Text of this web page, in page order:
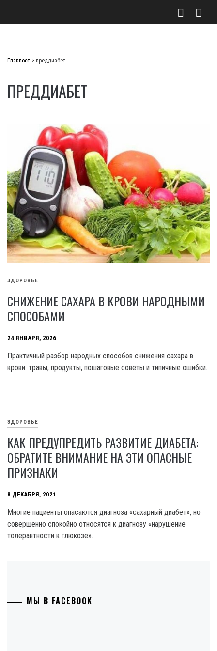
Главпост > преддиабет
ПРЕДДИАБЕТ
ЗДОРОВЬЕ
СНИЖЕНИЕ САХАРА В КРОВИ НАРОДНЫМИ
СПОСОБАМИ
24 ЯНВАРЯ, 2026
Практичный разбор народных способов снижения сахара в
крови: травы, продукты, пошаговые советы и типичные ошибки.
ЗДОРОВЬЕ
КАК ПРЕДУПРЕДИТЬ РАЗВИТИЕ ДИАБЕТА:
ОБРАТИТЕ ВНИМАНИЕ НА ЭТИ ОПАСНЫЕ
ПРИЗНАКИ
8 ДЕКАБРЯ, 2021
Многие пациенты опасаются диагноза «сахарный диабет», но
совершенно спокойно относятся к диагнозу «нарушение
толерантности к глюкозе».
МЫ В FACEBOOK